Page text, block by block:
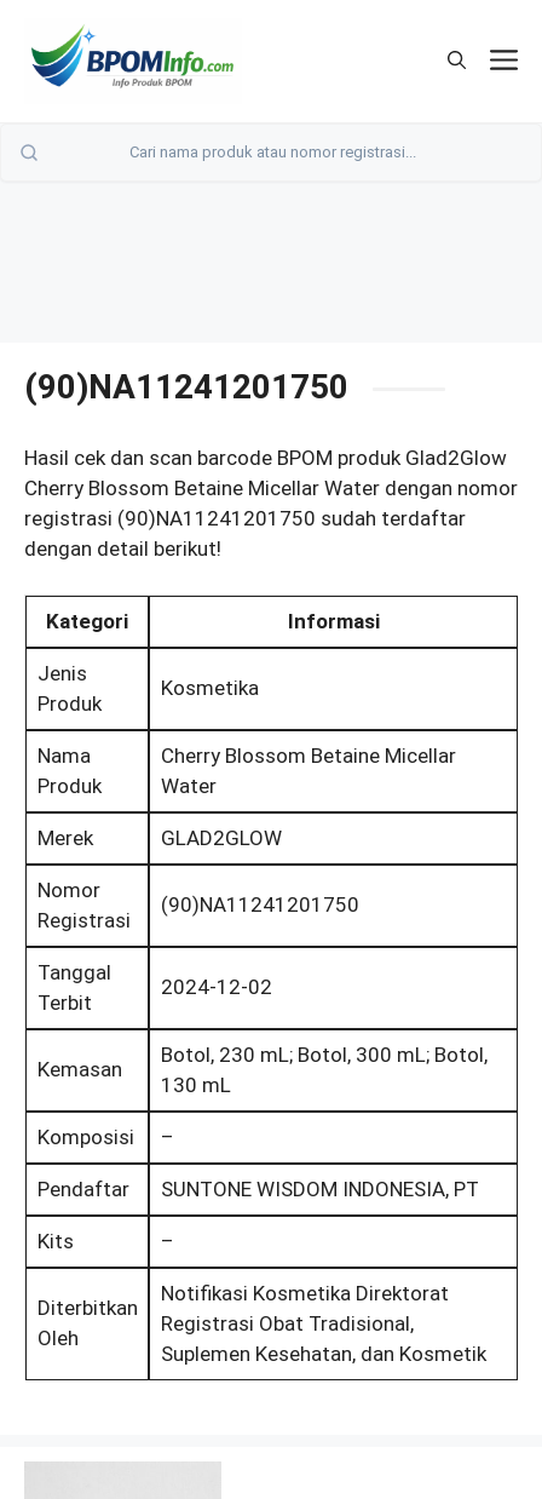
(90)NA11241201750
Hasil cek dan scan barcode BPOM produk Glad2Glow
Cherry Blossom Betaine Micellar Water dengan nomor
registrasi (90)NA11241201750 sudah terdaftar
dengan detail berikut!
Kategori Informasi
Jenis
Produk
Kosmetika
Nama
Produk
Cherry Blossom Betaine Micellar
Water
Merek GLAD2GLOW
Nomor
Registrasi
(90)NA11241201750
Tanggal
Terbit
2024-12-02
Kemasan
Botol, 230 mL; Botol, 300 mL; Botol,
130 mL
Komposisi –
Pendaftar SUNTONE WISDOM INDONESIA, PT
Kits –
Diterbitkan
Oleh
Notifikasi Kosmetika Direktorat
Registrasi Obat Tradisional,
Suplemen Kesehatan, dan Kosmetik